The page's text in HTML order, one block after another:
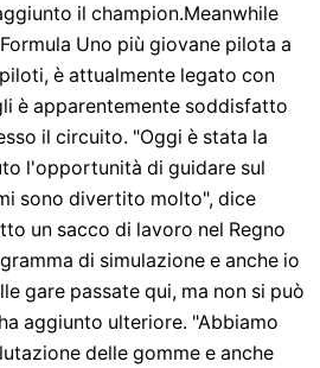
il champion.Meanwhile
Uno più giovane pilota a
è attualmente legato con
è apparentemente soddisfatto
il circuito. "Oggi è stata la
l'opportunità di guidare sul
sono divertito molto", dice
un sacco di lavoro nel Regno
di simulazione e anche io
gare passate qui, ma non si può
aggiunto ulteriore. "Abbiamo
delle gomme e anche